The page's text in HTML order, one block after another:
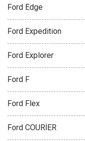
Ford Edge
Ford Expedition
Ford Explorer
Ford F
Ford Flex
Ford COURİER